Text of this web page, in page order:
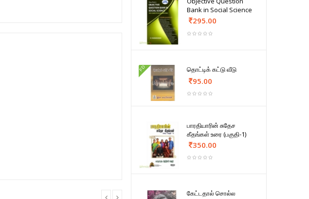
Bank in Social Science
295.00
FD தொட்டிக் கட்டு வீடு
95.00
பாரதியாரின் சுதேச
கீதங்கள் உரை (பகுதி-1)
350.00
கேட்டதால் சொல்ல